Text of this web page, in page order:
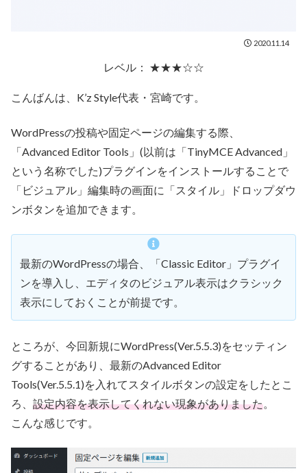
2020.11.14
レベル： ★★★☆☆
こんばんは、K’z Style代表・宮崎です。
WordPressの投稿や固定ページの編集する際、
「Advanced Editor Tools」(以前は「TinyMCE Advanced」
という名称でした)プラグインをインストールすることで
「ビジュアル」編集時の画面に「スタイル」ドロップダウ
ンボタンを追加できます。
最新のWordPressの場合、「Classic Editor」プラグイ
ンを導入し、エディタのビジュアル表示はクラシック
表示にしておくことが前提です。
ところが、今回新規にWordPress(Ver.5.5.3)をセッティン
グすることがあり、最新のAdvanced Editor
Tools(Ver.5.5.1)を入れてスタイルボタンの設定をしたとこ
ろ、 設定内容を表示してくれない現象がありました
こんな感じです。